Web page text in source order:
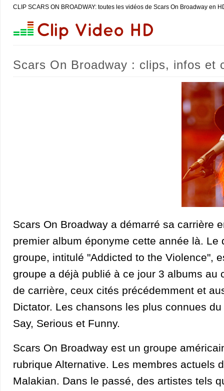
CLIP SCARS ON BROADWAY: toutes les vidéos de Scars On Broadway en
Scars On Broadway : clips, infos et
Scars On Broadway a démarré sa carrière
premier album éponyme cette année là. Le
groupe, intitulé "Addicted to the Violence",
groupe a déjà publié à ce jour 3 albums au
de carrière, ceux cités précédemment et
Dictator. Les chansons les plus connues
Say, Serious et Funny.
Scars On Broadway est un groupe
rubrique Alternative. Les membres actuels
Malakian. Dans le passé, des artistes tels